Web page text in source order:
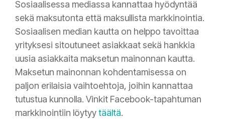
Sosiaalisessa mediassa kannattaa hyödyntää
sekä maksutonta että maksullista markkinointia.
Sosiaalisen median kautta on helppo tavoittaa
yrityksesi sitoutuneet asiakkaat sekä hankkia
uusia asiakkaita maksetun mainonnan kautta.
Maksetun mainonnan kohdentamisessa on
paljon erilaisia vaihtoehtoja, joihin kannattaa
tutustua kunnolla. Vinkit Facebook-tapahtuman
markkinointiin löytyytäältä.